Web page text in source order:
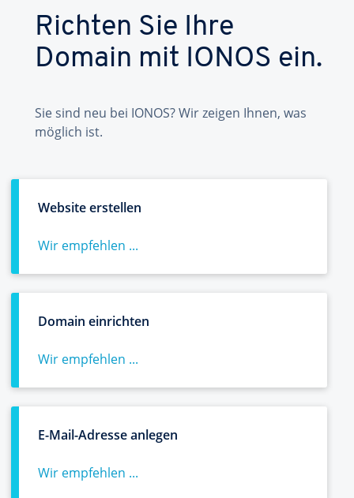
Richten Sie Ihre
Domain mit IONOS ein.
Sie sind neu bei IONOS? Wir zeigen Ihnen, was
möglich ist.
Website erstellen
Wir empfehlen ...
Domain einrichten
Wir empfehlen ...
E-Mail-Adresse anlegen
Wir empfehlen ...